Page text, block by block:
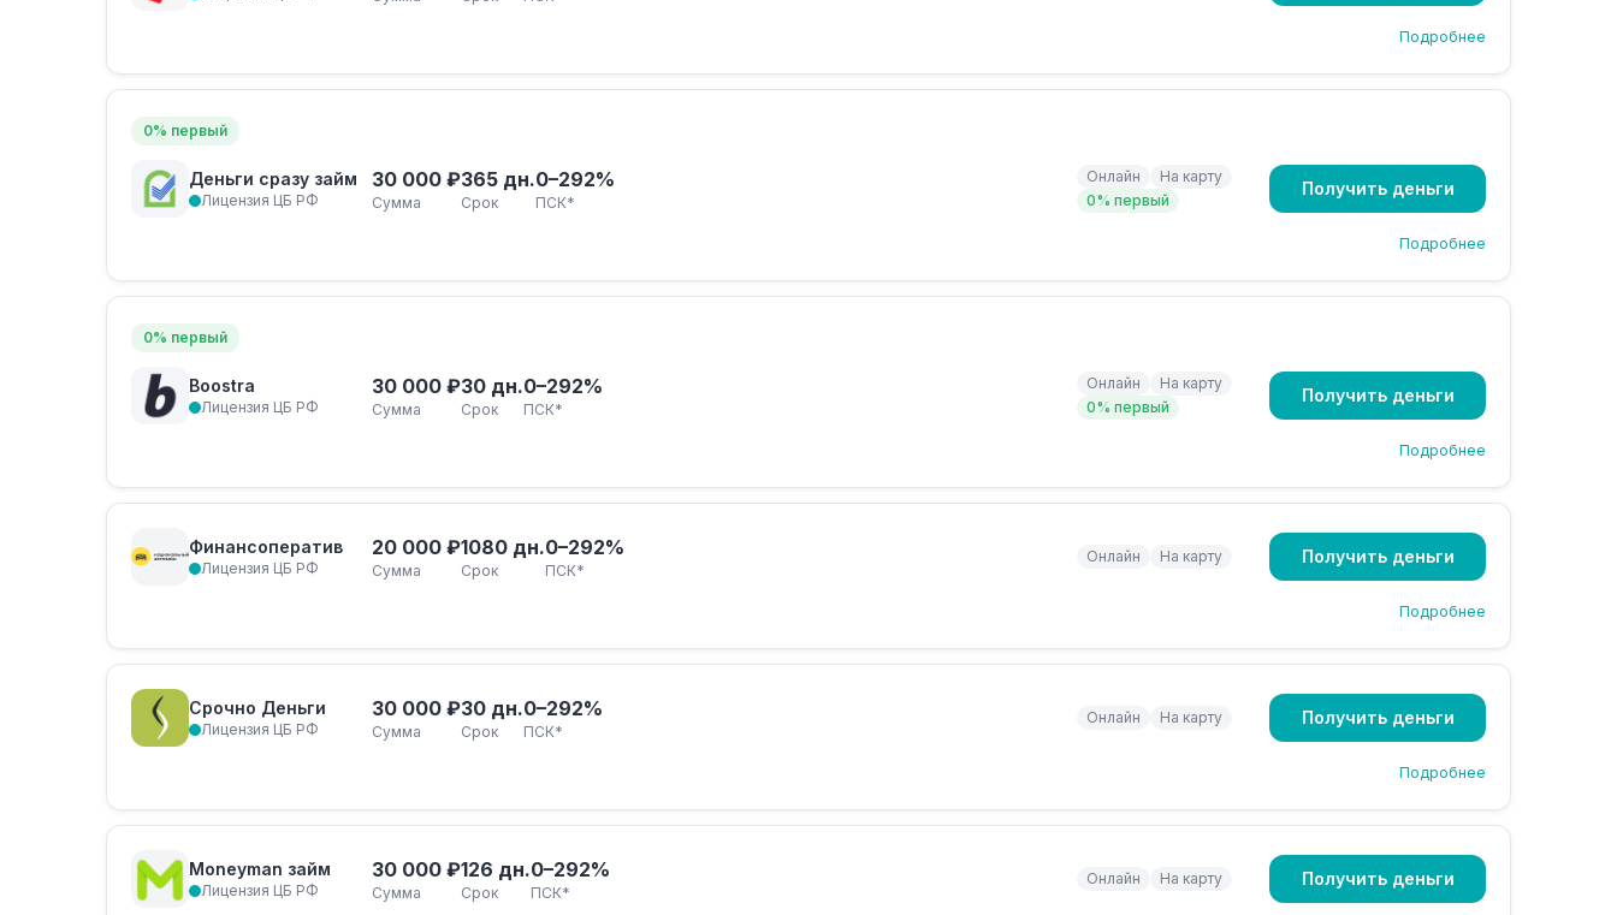
Подробнее
0% первый
Деньги сразу займ
Лицензия ЦБ РФ
30 000 ₽
Сумма
365 дн.
Срок
0–292%
ПСК*
Онлайн
На карту
0% первый
Получить деньги
Подробнее
0% первый
Boostra
Лицензия ЦБ РФ
30 000 ₽
Сумма
30 дн.
Срок
0–292%
ПСК*
Онлайн
На карту
0% первый
Получить деньги
Подробнее
Финансоператив
Лицензия ЦБ РФ
20 000 ₽
Сумма
1080 дн.
Срок
0–292%
ПСК*
Онлайн На карту Получить деньги
Подробнее
Срочно Деньги
Лицензия ЦБ РФ
30 000 ₽
Сумма
30 дн.
Срок
0–292%
ПСК*
Онлайн На карту Получить деньги
Подробнее
Moneyman займ
Лицензия ЦБ РФ
30 000 ₽
Сумма
126 дн.
Срок
0–292%
ПСК*
Онлайн На карту Получить деньги